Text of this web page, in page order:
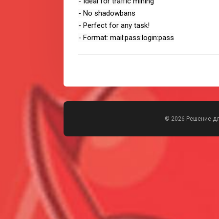
- No shadowbans
- Perfect for any task!
- Format: mail:pass:login:pass
© 2026 Решение